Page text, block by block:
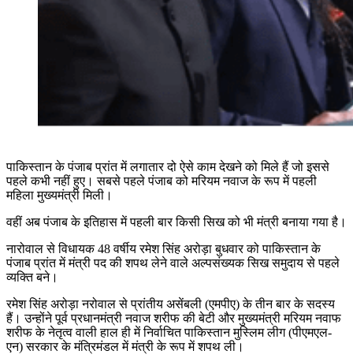
पाकिस्तान के पंजाब प्रांत में लगातार दो ऐसे काम देखने को मिले हैं जो इससे
पहले कभी नहीं हुए। सबसे पहले पंजाब को मरियम नवाज के रूप में पहली
महिला मुख्यमंत्री मिली।
वहीं अब पंजाब के इतिहास में पहली बार किसी सिख को भी मंत्री बनाया गया है।
नारोवाल से विधायक 48 वर्षीय रमेश सिंह अरोड़ा बुधवार को पाकिस्तान के
पंजाब प्रांत में मंत्री पद की शपथ लेने वाले अल्पसंख्यक सिख समुदाय से पहले
व्यक्ति बने।
रमेश सिंह अरोड़ा नरोवाल से प्रांतीय असेंबली (एमपीए) के तीन बार के सदस्य
हैं। उन्होंने पूर्व प्रधानमंत्री नवाज शरीफ की बेटी और मुख्यमंत्री मरियम नवाफ
शरीफ के नेतृत्व वाली हाल ही में निर्वाचित पाकिस्तान मुस्लिम लीग (पीएमएल-
एन) सरकार के मंत्रिमंडल में मंत्री के रूप में शपथ ली।